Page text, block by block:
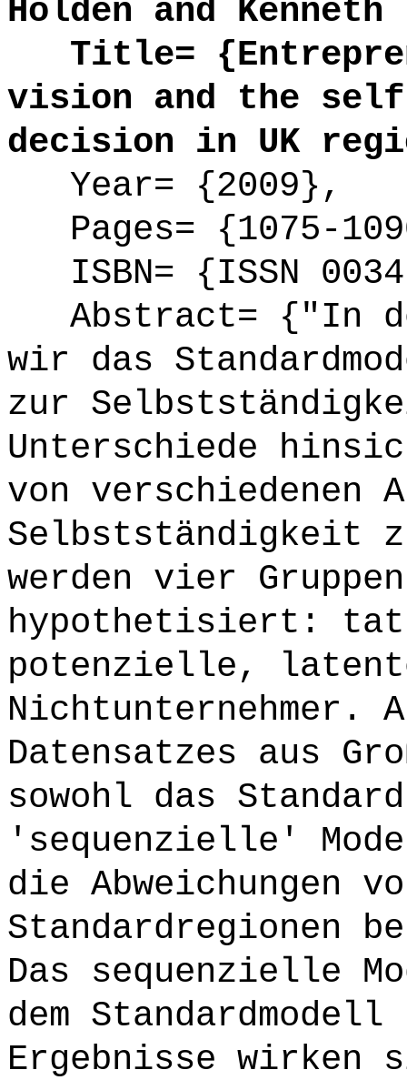
Holden and Kenneth
Title=
vision and the self-
decision in UK
Year= {2009},
Pages= {1075-
ISBN= {ISSN
Abstract= {"In
wir das
zur
Unterschiede
von verschiedenen
Selbstständigkeit
werden vier
hypothetisiert:
potenzielle,
Nichtunternehmer.
Datensatzes aus
sowohl das
'sequenzielle'
die Abweichungen
Standardregionen
Das sequenzielle
dem
Ergebnisse wirken